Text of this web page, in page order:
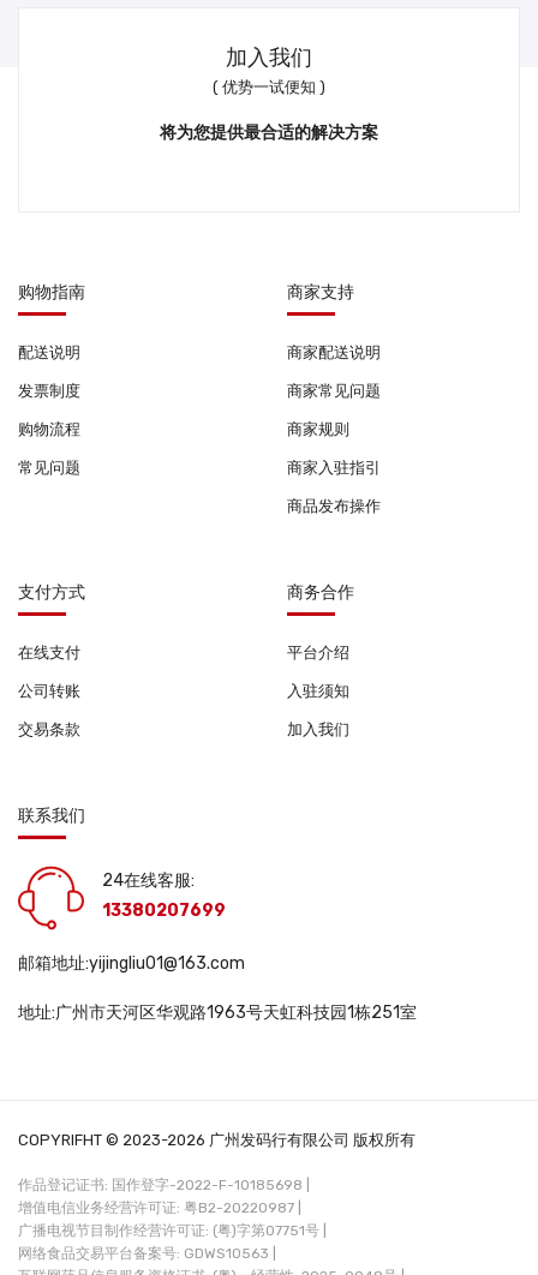
加入我们
( 优势一试便知 )
将为您提供最合适的解决方案
购物指南
配送说明
发票制度
购物流程
常见问题
商家支持
商家配送说明
商家常见问题
商家规则
商家入驻指引
商品发布操作
支付方式
在线支付
公司转账
交易条款
商务合作
平台介绍
入驻须知
加入我们
联系我们
24在线客服:
13380207699
邮箱地址:yijingliu01@163.com
地址:广州市天河区华观路1963号天虹科技园1栋251室
COPYRIFHT © 2023-2026 广州发码行有限公司 版权所有
作品登记证书: 国作登字-2022-F-10185698 |
增值电信业务经营许可证: 粤B2-20220987 |
广播电视节目制作经营许可证: (粤)字第07751号 |
网络食品交易平台备案号: GDWS10563 |